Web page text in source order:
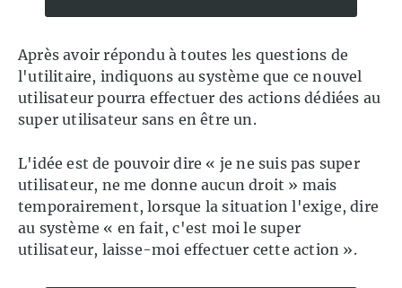
Après avoir répondu à toutes les questions de
l'utilitaire, indiquons au système que ce nouvel
utilisateur pourra effectuer des actions dédiées au
super utilisateur sans en être un.
L'idée est de pouvoir dire « je ne suis pas super
utilisateur, ne me donne aucun droit » mais
temporairement, lorsque la situation l'exige, dire
au système « en fait, c'est moi le super
utilisateur, laisse-moi effectuer cette action ».